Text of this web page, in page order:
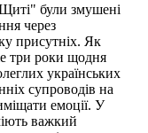
були змушені
через
присутніх. Як
три роки щодня
українських
супроводів на
емоції. У
важкий